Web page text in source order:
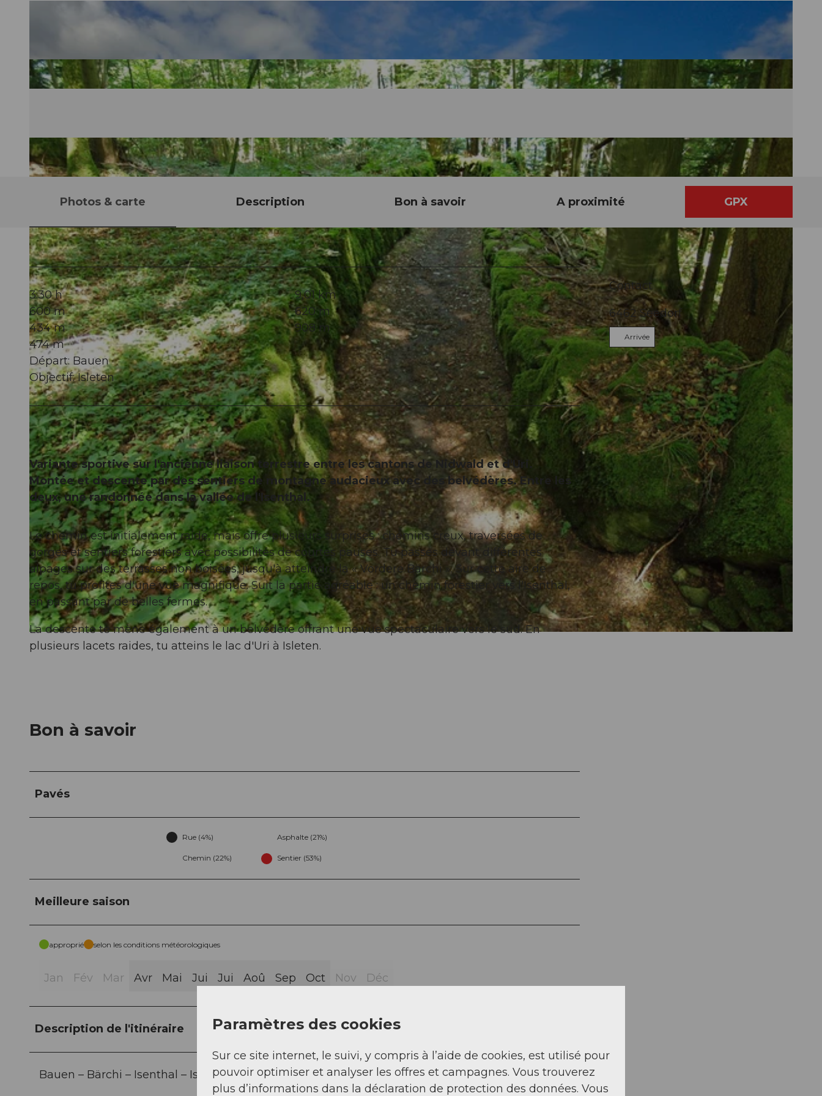
© Wiege der Schweiz | CC-BY-SA
Photos & carte Description Bon à savoir A proximité GPX
3:30 h
9,01 km
600 m
620 m
434 m
908 m
474 m
Départ: Bauen
Objectif: Isleten
Variante sportive sur l'ancienne liaison terrestre entre les cantons de Nidwald et d'Uri.
Montée et descente par des sentiers de montagne audacieux avec des belvédères. Entre les
deux, une randonnée dans la vallée de l'Isenthal.
Le chemin est initialement raide, mais offre plusieurs surprises : chemins creux, traversées de
gorges et sentiers forestiers avec possibilités de courtes pauses. Tu passes devant différentes
alpages sur des terrasses non boisées, jusqu'à atteindre la « Vordere Bärchi ». Sur cette aire de
repos, tu profites d'une vue magnifique. Suit la partie agréable : un chemin forestier vers l'Isenthal,
en passant par de belles fermes.
La descente te mène également à un belvédère offrant une vue spectaculaire vers le sud. En
plusieurs lacets raides, tu atteins le lac d'Uri à Isleten.
Bon à savoir
Pavés
Rue (4%) Asphalte (21%)
Chemin (22%) Sentier (53%)
Meilleure saison
approprié selon les conditions météorologiques
Jan Fév Mar Avr Mai Jui Jui Aoû Sep Oct Nov Déc
Description de l'itinéraire
Bauen – Bärchi – Isenthal – Isleten
Contact
6462Seedorf
Arrivée
Paramètres des cookies
Sur ce site internet, le suivi, y compris à l’aide de cookies, est utilisé pour
pouvoir optimiser et analyser les offres et campagnes. Vous trouverez
plus d’informations dans la déclaration de protection des données. Vous